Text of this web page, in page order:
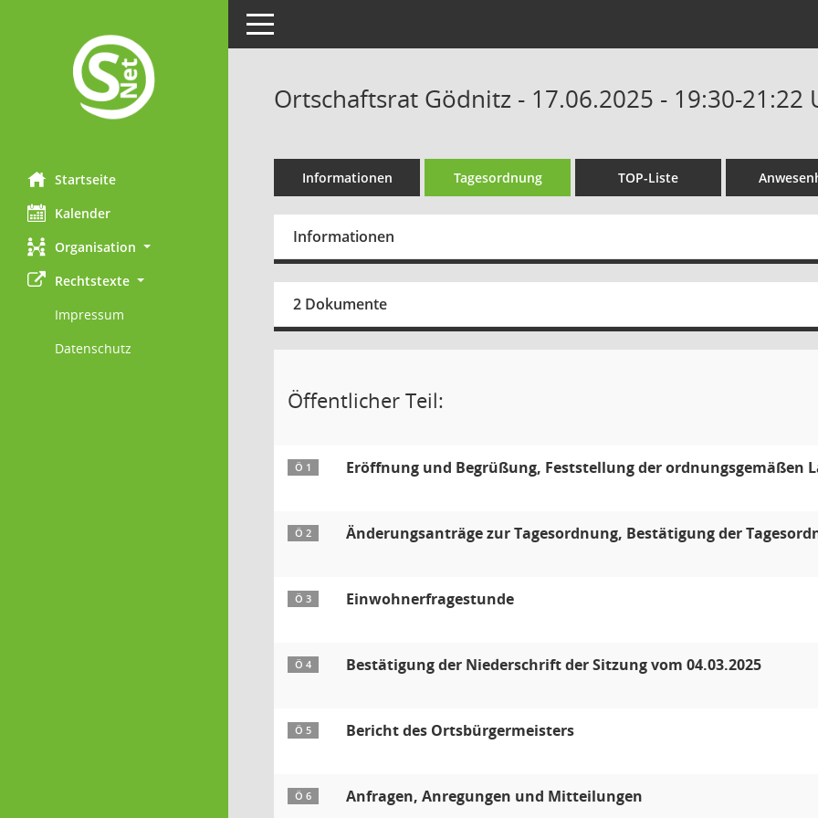
Startseite
Kalender
Organisation
Rechtstexte
Impressum
Datenschutz
Toggle navigation
Ortschaftsrat Gödnitz - 17.06.2025 - 19:30-21:22
Informationen Tagesordnung TOP-Liste
Informationen
2 Dokumente
Öffentlicher Teil:
Ö 1 Eröffnung und Begrüßung, Feststellung der ordnungsgemäßen
Ö 2 Änderungsanträge zur Tagesordnung, Bestätigung der
Ö 3 Einwohnerfragestunde
Ö 4 Bestätigung der Niederschrift der Sitzung vom 04.03.2025
Ö 5 Bericht des Ortsbürgermeisters
Ö 6 Anfragen, Anregungen und Mitteilungen